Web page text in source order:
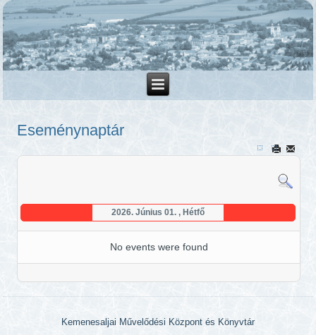
Eseménynaptár
2026. Június 01. , Hétfő
No events were found
Kemenesaljai Művelődési Központ és Könyvtár